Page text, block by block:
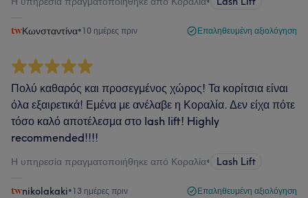
Κωνσταντίνα•10 ημέρες πριν Επαληθευμένη αξιολόγηση
Πολύ καθαρός και προσεγμένος χώρος! Τα κορίτσια είναι
όλα εξαιρετικά! Εμένα με ανέλαβε η Κοραλία. Δεν είχα πότε
τόσο καλό αποτέλεσμα στο lash lift! Highly
recommended!!!!
Η υπηρεσία πραγματοποιήθηκε από Κοραλία• Lash Lift
nikolakaki•13 ημέρες πριν Επαληθευμένη αξιολόγηση